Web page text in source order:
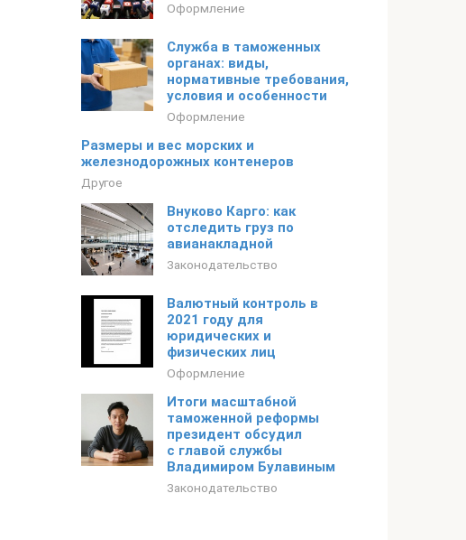
Оформление
Служба в таможенных
органах: виды,
нормативные требования,
условия и особенности
Оформление
Размеры и вес морских и
железнодорожных контенеров
Другое
Внуково Карго: как
отследить груз по
авианакладной
Законодательство
Валютный контроль в
2021 году для
юридических и
физических лиц
Оформление
Итоги масштабной
таможенной реформы
президент обсудил
с главой службы
Владимиром Булавиным
Законодательство